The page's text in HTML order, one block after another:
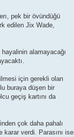
pek bir övündüğü
edilen Jix Wade,
alamayacağı
için gerekli olan
buraya düşen bir
geçiş kartını da
çok daha pahalı
verdi. Parasını ise